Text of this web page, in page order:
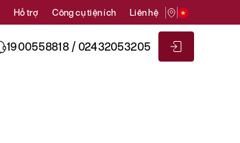
Hỗ trợ Công cụ tiện ích Liên hệ
1900558818 / 02432053205